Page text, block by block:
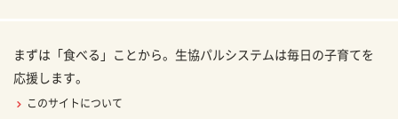
まずは「食べる」ことから。生協パルシステムは毎日の子育てを
応援します。
このサイトについて